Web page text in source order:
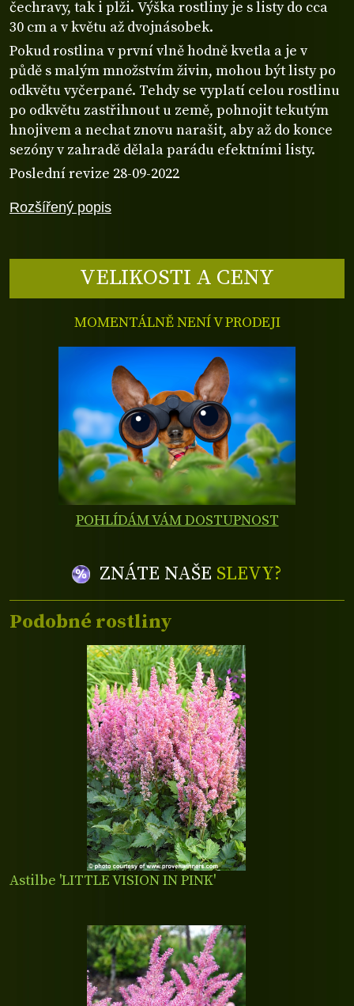
Rozšířený popis
čechravy, tak i plži. Výška rostliny je s listy do cca
30 cm a v květu až dvojnásobek.
Pokud rostlina v první vlně hodně kvetla a je v
půdě s malým množstvím živin, mohou být listy po
odkvětu vyčerpané. Tehdy se vyplatí celou rostlinu
po odkvětu zastřihnout u země, pohnojit tekutým
hnojivem a nechat znovu narašit, aby až do konce
sezóny v zahradě dělala parádu efektními listy.
Poslední revize 28-09-2022
VELIKOSTI A CENY
MOMENTÁLNĚ NENÍ V PRODEJI
POHLÍDÁM VÁM DOSTUPNOST
ZNÁTE NAŠE SLEVY?
Podobné rostliny
Astilbe 'LITTLE VISION IN PINK'